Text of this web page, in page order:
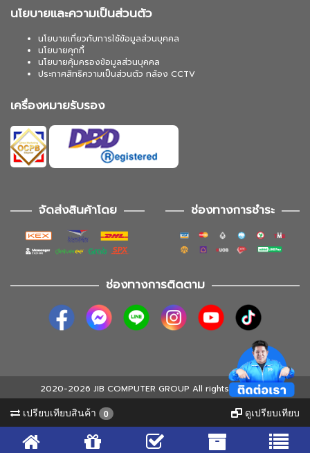
นโยบายและความเป็นส่วนตัว
นโยบายเกี่ยวกับการใช้ข้อมูลส่วนบุคคล
นโยบายคุกกี้
นโยบายคุ้มครองข้อมูลส่วนบุคคล
ประกาศสิทธิความเป็นส่วนตัว กล้อง CCTV
เครื่องหมายรับรอง
จัดส่งสินค้าโดย ช่องทางการชำระ
ช่องทางการติดตาม
2020-2026 JIB COMPUTER GROUP All rights reserved
เปรียบเทียบสินค้า 0 ดูเปรียบเทียบ